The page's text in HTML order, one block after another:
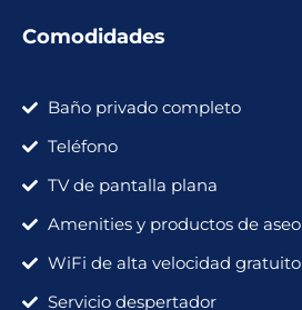
Comodidades
Baño privado completo
Teléfono
TV de pantalla plana
Amenities y productos de aseo
WiFi de alta velocidad gratuito
Servicio despertador